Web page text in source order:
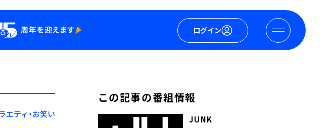
ログイン
報
エティ・お笑い
この記事の番組情報
JUNK